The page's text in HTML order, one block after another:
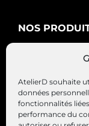
AtelierD souhaite
données
fonctionnalités
performance du
NOS
Alternateurs –